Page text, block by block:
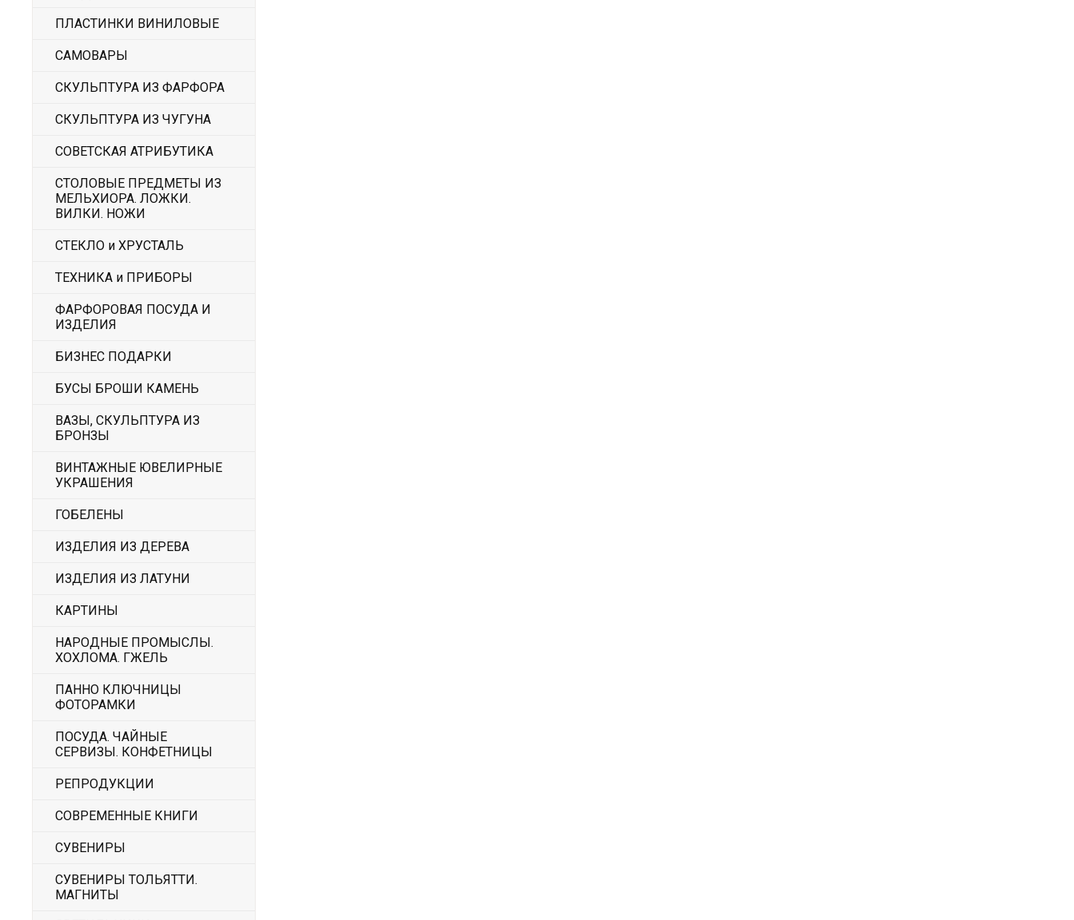
ПЛАСТИНКИ ВИНИЛОВЫЕ
САМОВАРЫ
СКУЛЬПТУРА ИЗ ФАРФОРА
СКУЛЬПТУРА ИЗ ЧУГУНА
СОВЕТСКАЯ АТРИБУТИКА
СТОЛОВЫЕ ПРЕДМЕТЫ ИЗ
МЕЛЬХИОРА. ЛОЖКИ.
ВИЛКИ. НОЖИ
СТЕКЛО и ХРУСТАЛЬ
ТЕХНИКА и ПРИБОРЫ
ФАРФОРОВАЯ ПОСУДА И
ИЗДЕЛИЯ
БИЗНЕС ПОДАРКИ
БУСЫ БРОШИ КАМЕНЬ
ВАЗЫ, СКУЛЬПТУРА ИЗ
БРОНЗЫ
ВИНТАЖНЫЕ ЮВЕЛИРНЫЕ
УКРАШЕНИЯ
ГОБЕЛЕНЫ
ИЗДЕЛИЯ ИЗ ДЕРЕВА
ИЗДЕЛИЯ ИЗ ЛАТУНИ
КАРТИНЫ
НАРОДНЫЕ ПРОМЫСЛЫ.
ХОХЛОМА. ГЖЕЛЬ
ПАННО КЛЮЧНИЦЫ
ФОТОРАМКИ
ПОСУДА. ЧАЙНЫЕ
СЕРВИЗЫ. КОНФЕТНИЦЫ
РЕПРОДУКЦИИ
СОВРЕМЕННЫЕ КНИГИ
СУВЕНИРЫ
СУВЕНИРЫ ТОЛЬЯТТИ.
МАГНИТЫ